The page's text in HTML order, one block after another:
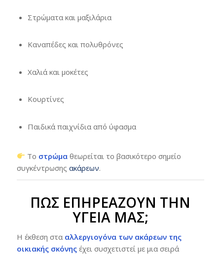
Στρώματα και μαξιλάρια
Καναπέδες και πολυθρόνες
Χαλιά και μοκέτες
Κουρτίνες
Παιδικά παιχνίδια από ύφασμα
Το στρώμαθεωρείται το βασικότερο σημείο
συγκέντρωσης ακάρεων.
ΠΏΣ ΕΠΗΡΕΆΖΟΥΝ ΤΗΝ
ΥΓΕΊΑ ΜΑΣ;
Η έκθεση στα αλλεργιογόνα των ακάρεων της
οικιακής σκόνηςέχει συσχετιστεί με μια σειρά